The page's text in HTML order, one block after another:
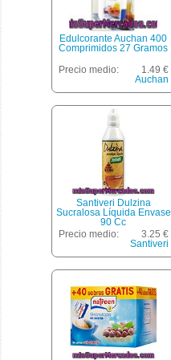
Edulcorante Auchan 400
Comprimidos 27 Gramos
Precio medio:
1.49 €
Auchan
Santiveri Dulzina
Sucralosa Líquida Envase
90 Cc
Precio medio:
3.25 €
Santiveri